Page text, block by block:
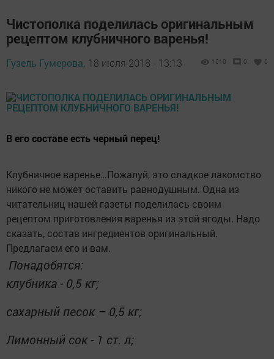
Чистополка поделилась оригинальным
рецептом клубничного варенья!
Гузель Гумерова, 18 июля 2018 - 13:13 1610 0 0
В его составе есть черный перец!
Клубничное варенье…Пожалуй, это сладкое лакомство
никого не может оставить равнодушным. Одна из
читательниц нашей газеты поделилась своим
рецептом приготовления варенья из этой ягоды. Надо
сказать, состав ингредиентов оригинальный.
Предлагаем его и вам.
Понадобятся:
клубника - 0,5 кг;
сахарный песок – 0,5 кг;
Лимонный сок - 1 ст. л;